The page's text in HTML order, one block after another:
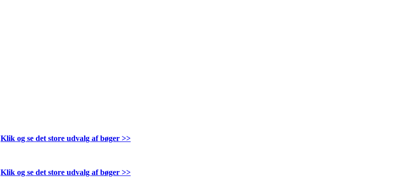
Klik og se det store udvalg af bøger >>
Klik og se det store udvalg af bøger >>